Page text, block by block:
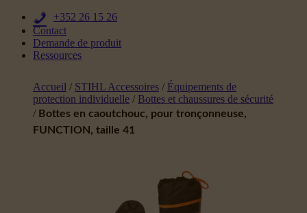
+352 26 15 26
Contact
Demande de produit
Ressources
Accueil / STIHL Accessoires / Équipements de
protection individuelle / Bottes et chaussures de sécurité
/ Bottes en caoutchouc, pour tronçonneuse,
FUNCTION, taille 41